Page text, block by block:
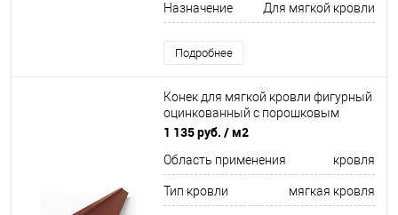
Назначение Для мягкой кровли
Подробнее
Конек для мягкой кровли фигурный
оцинкованный c порошковым
покрытием 0,45мм RAL 3009
1 135 руб. / м2
Область применения кровля
Тип кровли мягкая кровля